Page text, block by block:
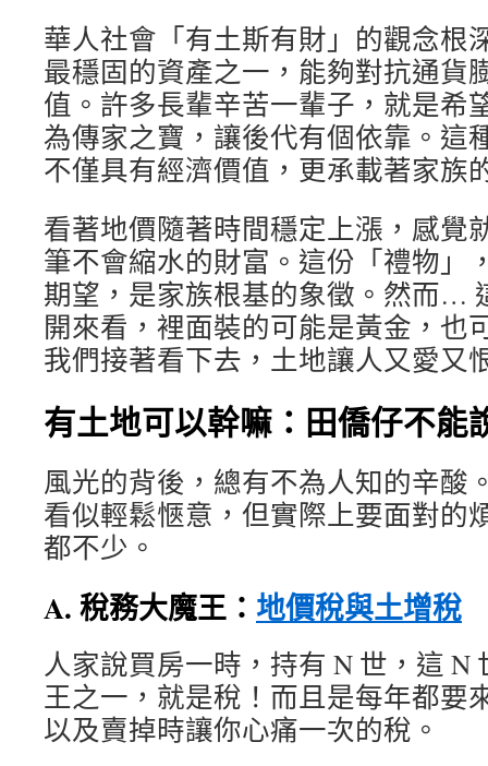
華人社會「有土斯有財」的觀念根
最穩固的資產之一，能夠對抗通貨
值。許多長輩辛苦一輩子，就是希
為傳家之寶，讓後代有個依靠。這
不僅具有經濟價值，更承載著家族
看著地價隨著時間穩定上漲，感覺
筆不會縮水的財富。這份「禮物」
期望，是家族根基的象徵。然而…
開來看，裡面裝的可能是黃金，
我們接著看下去，土地讓人又愛又
有土地可以幹嘛：田僑仔不能
風光的背後，總有不為人知的辛酸
看似輕鬆愜意，但實際上要面對的
都不少。
A. 稅務大魔王： 地價稅與土增稅
人家說買房一時，持有 N 世，這 N
王之一，就是稅！而且是每年都要
以及賣掉時讓你心痛一次的稅。